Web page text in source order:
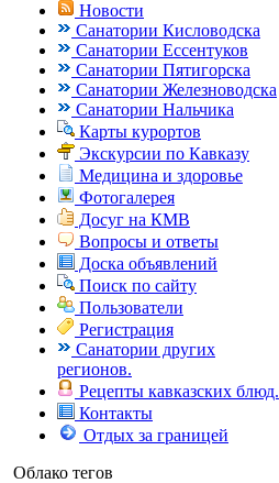
Новости
Санатории Кисловодска
Санатории Ессентуков
Санатории Пятигорска
Санатории Железноводска
Санатории Нальчика
Карты курортов
Экскурсии по Кавказу
Медицина и здоровье
Фотогалерея
Досуг на КМВ
Вопросы и ответы
Доска объявлений
Поиск по сайту
Пользователи
Регистрация
Санатории других
регионов.
Рецепты кавказских блюд.
Контакты
Отдых за границей
Облако тегов